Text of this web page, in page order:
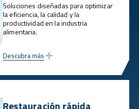
Soluciones diseñadas para optimizar
la eficiencia, la calidad y la
productividad en la industria
alimentaria.
Descubra más
Restauración rápida